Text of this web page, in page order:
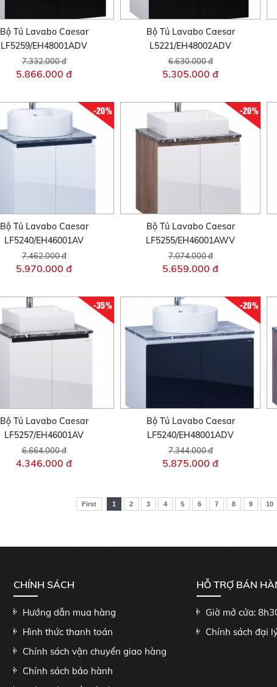
Bộ Tủ Lavabo Caesar
LF5259/EH48001ADV
7.332.000 đ
5.866.000 đ
Bộ Tủ Lavabo Caesar
L5221/EH48002ADV
6.630.000 đ
5.305.000 đ
-20%
Bộ Tủ Lavabo Caesar
LF5240/EH46001AV
7.462.000 đ
5.970.000 đ
-20%
Bộ Tủ Lavabo Caesar
LF5255/EH46001AWV
7.074.000 đ
5.659.000 đ
-35%
Bộ Tủ Lavabo Caesar
LF5257/EH46001AV
6.664.000 đ
4.346.000 đ
-20%
Bộ Tủ Lavabo Caesar
LF5240/EH48001ADV
7.344.000 đ
5.875.000 đ
First 1 2 3 4 5 6 7 8 9 10
CHÍNH SÁCH
Hướng dẫn mua hàng
Hình thức thanh toán
Chính sách vận chuyển giao hàng
Chính sách bảo hành
HỖ TRỢ BÁN
Giờ mở cửa:
Chính sách đại